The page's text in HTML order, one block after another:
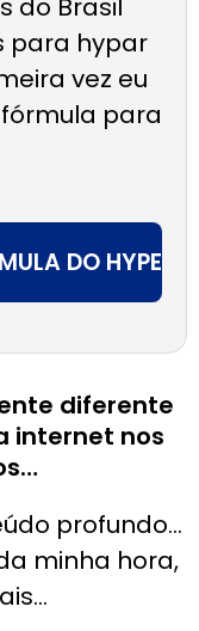
do Brasil
para hypar
vez eu
para
DO HYPE
diferente
internet nos
profundo…
minha hora,